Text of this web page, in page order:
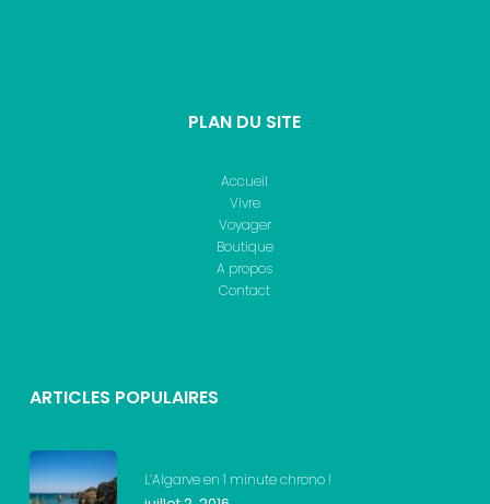
PLAN DU SITE
Accueil
Vivre
Voyager
Boutique
A propos
Contact
ARTICLES POPULAIRES
L’Algarve en 1 minute chrono !